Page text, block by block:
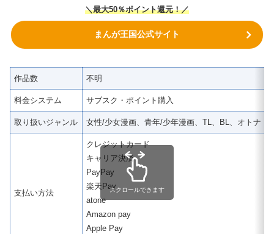
＼最大50％ポイント還元！／
まんが王国公式サイト
作品数 不明
料金システム サブスク・ポイント購入
取り扱いジャンル 女性/少女漫画、青年/少年漫画、TL、BL、オトナ
支払い方法
クレジットカード
キャリア決済
PayPay
楽天Pay
atone
Amazon pay
Apple Pay
スクロールできます